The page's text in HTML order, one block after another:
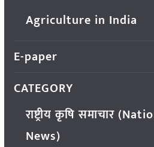
Agriculture in India
E-paper
CATEGORY
राष्ट्रीय कृषि समाचार
News)